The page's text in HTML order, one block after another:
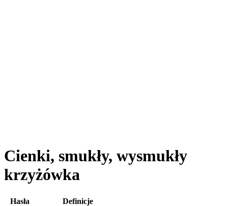
Cienki, smukły, wysmukły
krzyżówka
Hasła
Definicje